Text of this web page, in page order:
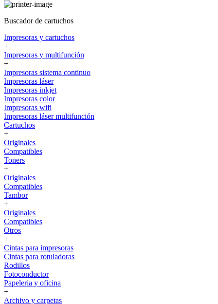
Buscador de cartuchos
Impresoras y cartuchos
+
Impresoras y multifunción
+
Impresoras sistema continuo
Impresoras láser
Impresoras inkjet
Impresoras color
Impresoras wifi
Impresoras láser multifunción
Cartuchos
+
Originales
Compatibles
Toners
+
Originales
Compatibles
Tambor
+
Originales
Compatibles
Otros
+
Cintas para impresoras
Cintas para rotuladoras
Rodillos
Fotoconductor
Papeleria y oficina
+
Archivo y carpetas